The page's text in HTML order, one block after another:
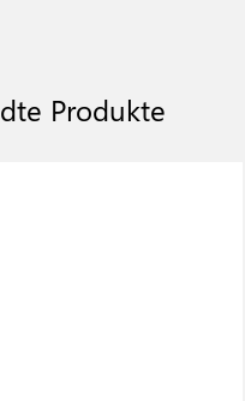
Produkte